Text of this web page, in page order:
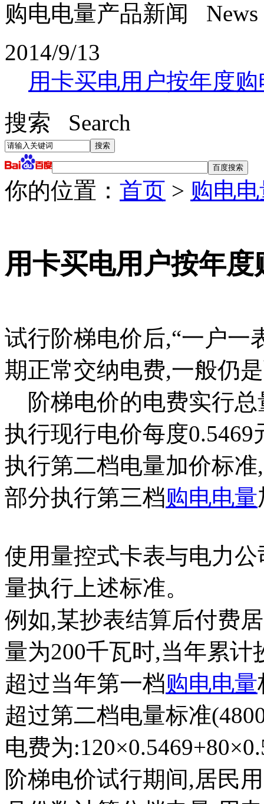
购电电量产品新闻 News
2014/9/13
用卡买电用户按年度
搜索 Search
你的位置： 首页 > 购电
用卡买电用户按年
试行阶梯电价后,“一户一
期正常交纳电费,一般
阶梯电价的电费实行总
执行现行电价每度0.5469
执行第二档电量加价标准
部分执行第三档购电电量
使用量控式卡表与电力
量执行上述标
例如,某抄表结算后付费
量为200千瓦时,当年累计
超过当年第一档购电电量
超过第二档电量标准
电费为
阶梯电价试行期间,居民